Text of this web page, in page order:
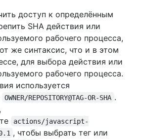
доступ к определённым
SHA действия или
рабочего процесса,
же синтаксис, что и в этом
для выбора действия или
рабочего процесса.
используется
OWNER/REPOSITORY@TAG-OR-SHA .
actions/javascript-
, чтобы выбрать тег или